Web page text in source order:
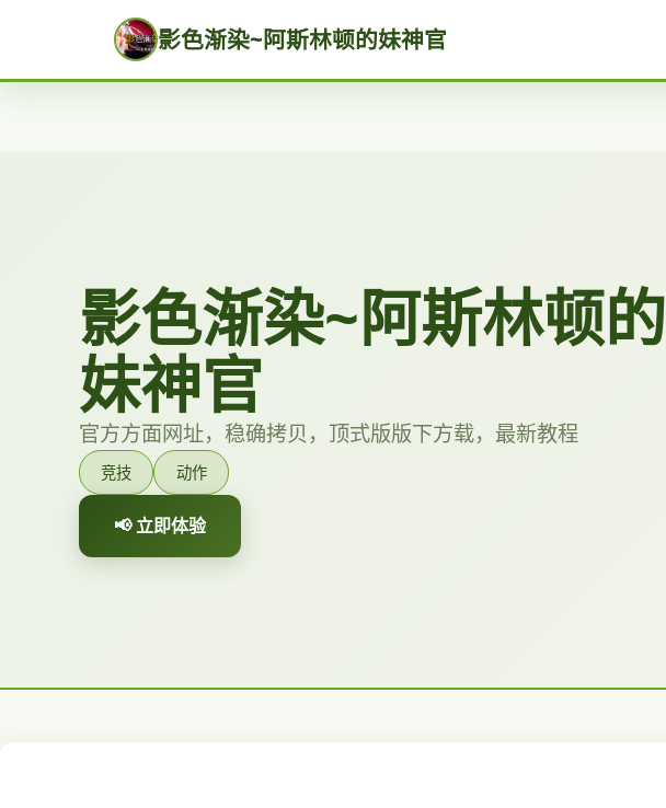
影色渐染~阿斯林顿的妹神官
影色渐染~阿斯林顿的
妹神官
官方方面网址，稳确拷贝，顶式版版下方载，最新教程
竞技 动作
📢 立即体验